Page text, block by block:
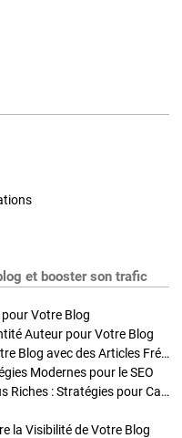
et booster son trafic
Votre Blog
Auteur pour Votre Blog
Stratégies de Publication : Boostez Votre Blog avec des Articles Fréquents et Exclusifs
Modernes pour le SEO
Enrichir Vos Articles avec des Contenus Riches : Stratégies pour Captiver et Optimiser
la Visibilité de Votre Blog